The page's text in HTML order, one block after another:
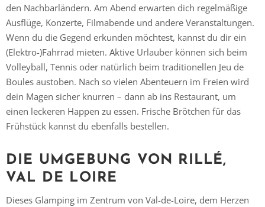
den Nachbarländern. Am Abend erwarten dich regelmäßige
Ausflüge, Konzerte, Filmabende und andere Veranstaltungen.
Wenn du die Gegend erkunden möchtest, kannst du dir ein
(Elektro-)Fahrrad mieten. Aktive Urlauber können sich beim
Volleyball, Tennis oder natürlich beim traditionellen Jeu de
Boules austoben. Nach so vielen Abenteuern im Freien wird
dein Magen sicher knurren – dann ab ins Restaurant, um
einen leckeren Happen zu essen. Frische Brötchen für das
Frühstück kannst du ebenfalls bestellen.
DIE UMGEBUNG VON RILLÉ,
VAL DE LOIRE
Dieses Glamping im Zentrum von Val-de-Loire, dem Herzen